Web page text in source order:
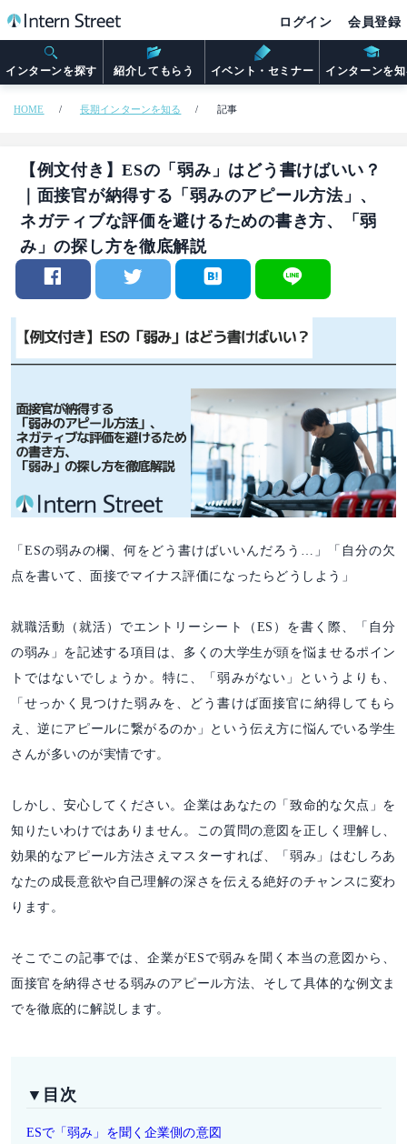
インターンを探す 紹介してもらう イベント・セミナー インターンを
ログイン 会員登録
HOME 長期インターンを知る 記事
【例文付き】ESの「弱み」はどう書けばいい？
｜面接官が納得する「弱みのアピール方法」、
ネガティブな評価を避けるための書き方、「弱
み」の探し方を徹底解説
「ESの弱みの欄、何をどう書けばいいんだろう…」「自分の欠
点を書いて、面接でマイナス評価になったらどうしよう」
就職活動（就活）でエントリーシート（ES）を書く際、「自分
の弱み」を記述する項目は、多くの大学生が頭を悩ませるポイン
トではないでしょうか。特に、「弱みがない」というよりも、
「せっかく見つけた弱みを、どう書けば面接官に納得してもら
え、逆にアピールに繋がるのか」という伝え方に悩んでいる学生
さんが多いのが実情です。
しかし、安心してください。企業はあなたの「致命的な欠点」を
知りたいわけではありません。この質問の意図を正しく理解し、
効果的なアピール方法さえマスターすれば、「弱み」はむしろあ
なたの成長意欲や自己理解の深さを伝える絶好のチャンスに変わ
ります。
そこでこの記事では、企業がESで弱みを聞く本当の意図から、
面接官を納得させる弱みのアピール方法、そして具体的な例文ま
でを徹底的に解説します。
▼目次
ESで「弱み」を聞く企業側の意図